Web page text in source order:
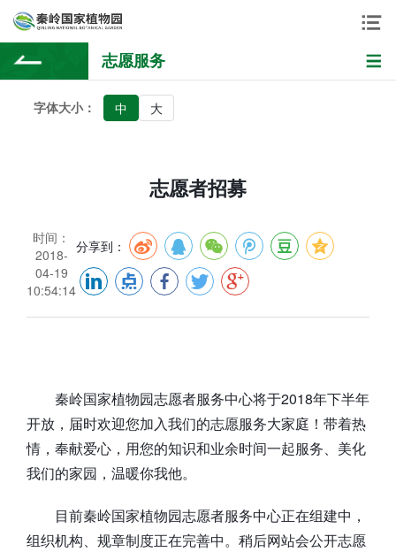
志愿服务
字体大小： 中 大
志愿者招募
时间：
2018-
04-19
10:54:14
分享到：
秦岭国家植物园志愿者服务中心将于2018年下半年
开放，届时欢迎您加入我们的志愿服务大家庭！带着热
情，奉献爱心，用您的知识和业余时间一起服务、美化
我们的家园，温暖你我他。
目前秦岭国家植物园志愿者服务中心正在组建中，
组织机构、规章制度正在完善中。稍后网站会公开志愿